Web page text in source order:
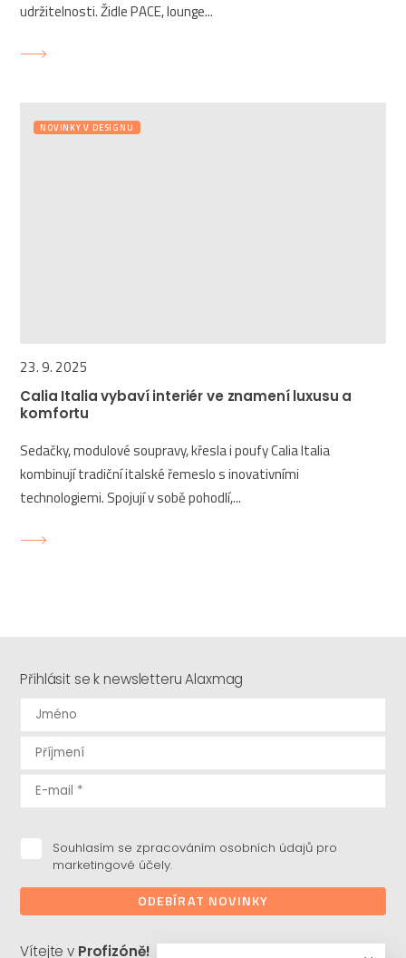
udržitelnosti. Židle PACE, lounge...
NOVINKY V DESIGNU
23. 9. 2025
Calia Italia vybaví interiér ve znamení luxusu a
komfortu
Sedačky, modulové soupravy, křesla i poufy Calia Italia
kombinují tradiční italské řemeslo s inovativními
technologiemi. Spojují v sobě pohodlí,...
Přihlásit se k newsletteru Alaxmag
Souhlasím se zpracováním osobních údajů pro
marketingové účely.
ODEBÍRAT NOVINKY
Vítejte v Profizóně!